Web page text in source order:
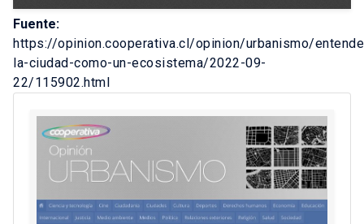
Fuente:
https://opinion.cooperativa.cl/opinion/urbanismo/
la-ciudad-como-un-ecosistema/2022-09-
22/115902.html